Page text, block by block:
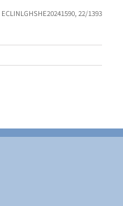
22/1393